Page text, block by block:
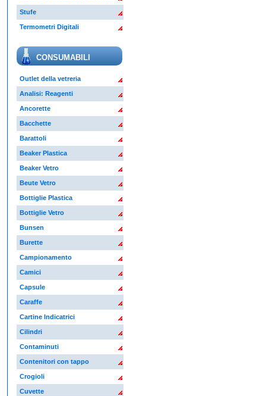
Stufe
Termometri Digitali
CONSUMABILI
Outlet della vetreria
Analisi: Reagenti
Ancorette
Bacchette
Barattoli
Beaker Plastica
Beaker Vetro
Beute Vetro
Bottiglie Plastica
Bottiglie Vetro
Bunsen
Burette
Campionamento
Camici
Capsule
Caraffe
Cartine Indicatrici
Cilindri
Contaminuti
Contenitori con tappo
Crogioli
Cuvette